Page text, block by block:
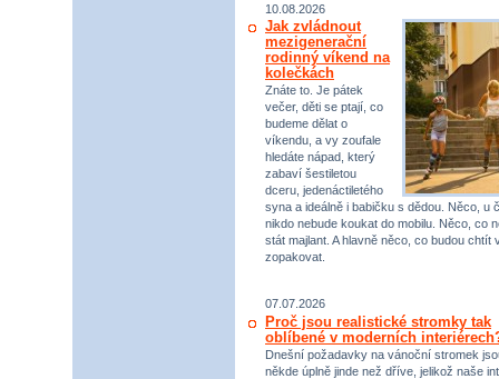
10.08.2026
Jak zvládnout
mezigenerační
rodinný víkend na
kolečkách
Znáte to. Je pátek
večer, děti se ptají, co
budeme dělat o
víkendu, a vy zoufale
hledáte nápad, který
zabaví šestiletou
dceru, jedenáctiletého
syna a ideálně i babičku s dědou. Něco, u
nikdo nebude koukat do mobilu. Něco, co
stát majlant. A hlavně něco, co budou chtít
zopakovat.
07.07.2026
Proč jsou realistické stromky tak
oblíbené v moderních
Dnešní požadavky na vánoční stromek
někde úplně jinde než dříve, jelikož naše